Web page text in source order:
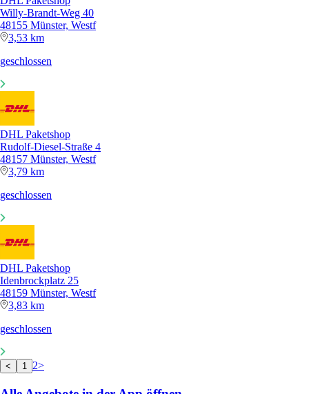
Willy-Brandt-Weg 40
48155 Münster, Westf
3,53 km
geschlossen
DHL Paketshop
Rudolf-Diesel-Straße 4
48157 Münster, Westf
3,79 km
geschlossen
DHL Paketshop
Idenbrockplatz 25
48159 Münster, Westf
3,83 km
geschlossen
< 1 2>